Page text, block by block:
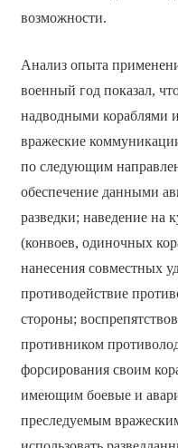
возможности.
Анализ опыта
военный год показал,
надводными кораблями
вражеские
по следующим
обеспечение данными
разведки; наведение на
(конвоев, одиночных
нанесения совместных
противодействие
стороны;
противником
форсирования своим
имеющим боевые и
преследуемым